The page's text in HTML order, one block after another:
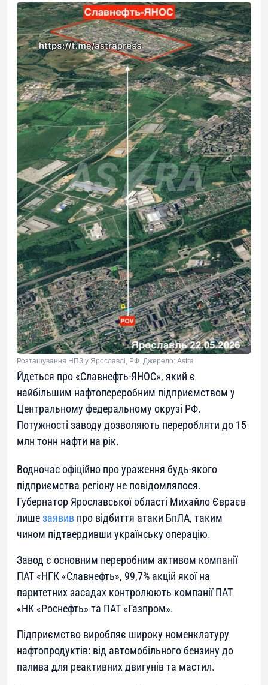
Розташування НПЗ у Ярославлі, РФ. Джерело: Astra
Йдеться про «Славнефть-ЯНОС», який є
найбільшим нафтопереробним підприємством у
Центральному федеральному окрузі РФ.
Потужності заводу дозволяють переробляти до 15
млн тонн нафти на рік.
Водночас офіційно про ураження будь-якого
підприємства регіону не повідомлялося.
Губернатор Ярославської області Михайло Євраєв
лишезаявив про відбиття атаки БпЛА, таким
чином підтвердивши українську операцію.
Завод є основним переробним активом компанії
ПАТ «НГК «Славнефть», 99,7% акцій якої на
паритетних засадах контролюють компанії ПАТ
«НК «Роснефть» та ПАТ «Газпром».
Підприємство виробляє широку номенклатуру
нафтопродуктів: від автомобільного бензину до
палива для реактивних двигунів та мастил.